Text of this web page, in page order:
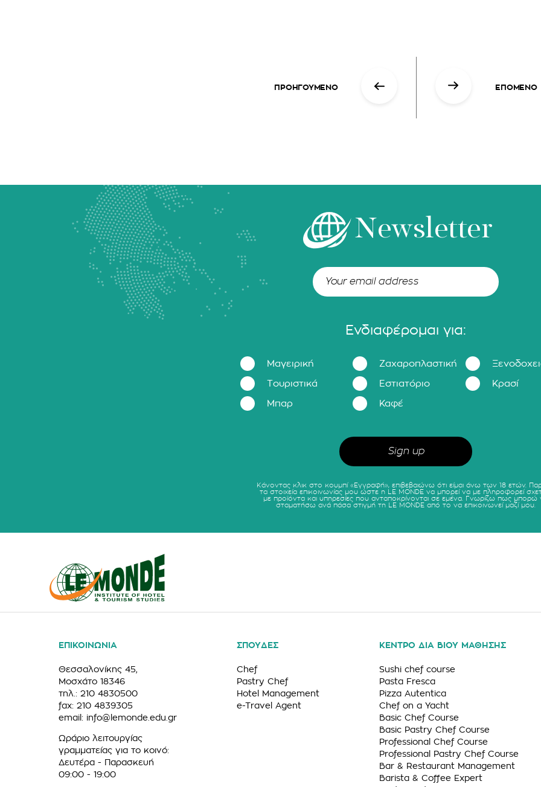
ΠΡΟΗΓΟΥΜΕΝΟ ΕΠΟΜΕΝΟ
Newsletter
Ενδιαφέρομαι για:
Μαγειρική Ζαχαροπλαστική
Τουριστικά Εστιατόριο Κρασί
Μπαρ Καφέ
Κάνοντας κλικ στο κουμπί «Εγγραφή», επιβεβαιώνω ότι είμαι άνω των 18 ετών.
τα στοιχεία επικοινωνίας μου ώστε η LE MONDE να μπορεί να με πληροφορεί
με προϊόντα και υπηρεσίες που ανταποκρίνονται σε εμένα. Γνωρίζω πως μπορώ
σταματήσω ανά πάσα στιγμή τη LE MONDE από το να επικοινωνεί μαζί μου.
ΕΠΙΚΟΙΝΩΝΙΑ
Θεσσαλονίκης 45,
Μοσχάτο 18346
τηλ.: 210 4830500
fax: 210 4839305
email: info@lemonde.edu.gr
Ωράριο λειτουργίας
γραμματείας για το κοινό:
Δευτέρα - Παρασκευή
09:00 - 19:00
ΣΠΟΥΔΕΣ
Chef
Pastry Chef
Hotel Management
e-Travel Agent
ΚΕΝΤΡΟ ΔΙΑ ΒΙΟΥ ΜΑΘΗΣΗΣ
Sushi chef course
Pasta Fresca
Pizza Autentica
Chef on a Yacht
Basic Chef Course
Basic Pastry Chef Course
Professional Chef Course
Professional Pastry Chef Course
Bar & Restaurant Management
Barista & Coffee Expert